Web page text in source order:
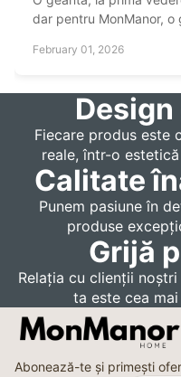
dar pentru MonManor, o
February 01, 2026
Fiecare produs este
reale, într-o
Calitate
Punem pasiune în
produse
Grijă
Relația cu clienții
ta este cea
Abonează-te și primești